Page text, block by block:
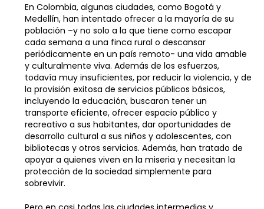
En Colombia, algunas ciudades, como Bogotá y
Medellín, han intentado ofrecer a la mayoría de su
población –y no solo a la que tiene como escapar
cada semana a una finca rural o descansar
periódicamente en un país remoto- una vida amable
y culturalmente viva. Además de los esfuerzos,
todavía muy insuficientes, por reducir la violencia, y de
la provisión exitosa de servicios públicos básicos,
incluyendo la educación, buscaron tener un
transporte eficiente, ofrecer espacio público y
recreativo a sus habitantes, dar oportunidades de
desarrollo cultural a sus niños y adolescentes, con
bibliotecas y otros servicios. Además, han tratado de
apoyar a quienes viven en la miseria y necesitan la
protección de la sociedad simplemente para
sobrevivir.